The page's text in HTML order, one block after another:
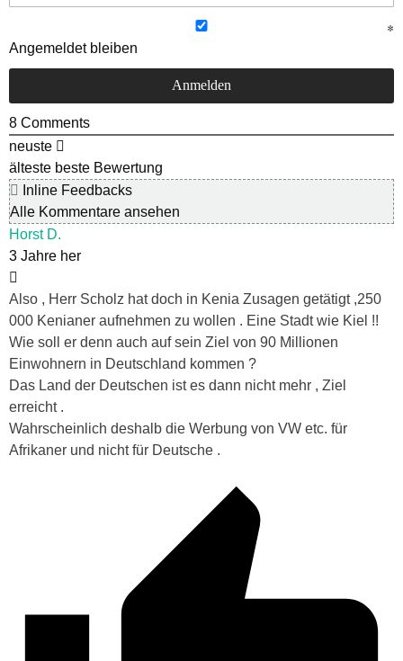
Angemeldet bleiben
8 Comments
neuste
älteste beste Bewertung
Inline Feedbacks
Alle Kommentare ansehen
Horst D.
3 Jahre her
Also , Herr Scholz hat doch in Kenia Zusagen getätigt ,250
000 Kenianer aufnehmen zu wollen . Eine Stadt wie Kiel !!
Wie soll er denn auch auf sein Ziel von 90 Millionen
Einwohnern in Deutschland kommen ?
Das Land der Deutschen ist es dann nicht mehr , Ziel
erreicht .
Wahrscheinlich deshalb die Werbung von VW etc. für
Afrikaner und nicht für Deutsche .